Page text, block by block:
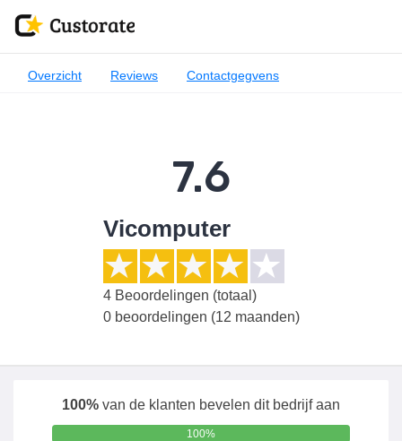
Overzicht Reviews Contactgegvens
7.6
Vicomputer
4Beoordelingen (totaal)
0 beoordelingen (12 maanden)
100% van de klanten bevelen dit bedrijf aan
100%